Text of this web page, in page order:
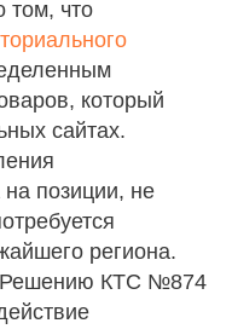
том, что
который
сайтах.
позиции, не
региона.
Решению КТС №874